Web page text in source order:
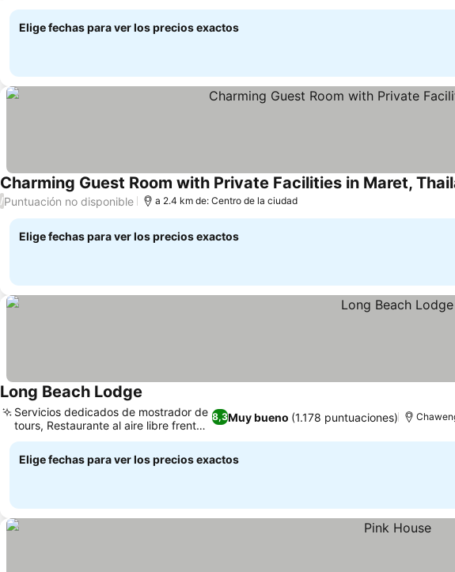
Elige fechas para ver los precios exactos
Charming Guest Room with Private Facilities in Maret,
/Puntuación no disponible a 2.4 km de: Centro de la ciudad
Elige fechas para ver los precios exactos
Long Beach Lodge
8,3Muy bueno (1.178 puntuaciones)
Servicios dedicados de mostrador de
tours, Restaurante al aire libre frente
a la playa
Elige fechas para ver los precios exactos